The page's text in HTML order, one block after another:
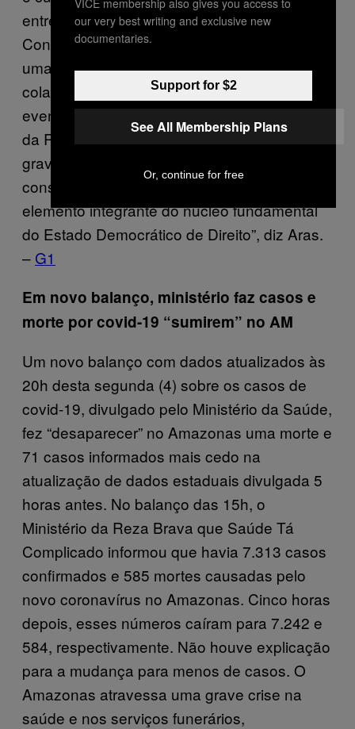
entre outros temas, o fechamento do
Congresso e do Supremo Tribunal Federal e
uma intervenção militar – além, claro, do
colapso do sistema de saúde brasileiro. “Tais
eventos, no entender deste procurador-geral
da República, são dotados de elevada
gravidade, considerada a dimensão
constitucional da liberdade de imprensa,
elemento integrante do núcleo fundamental
do Estado Democrático de Direito”, diz Aras.
– G1
Em novo balanço, ministério faz casos e
morte por covid-19 “sumirem” no AM
Um novo balanço com dados atualizados às
20h desta segunda (4) sobre os casos de
covid-19, divulgado pelo Ministério da Saúde,
fez “desaparecer” no Amazonas uma morte e
71 casos informados mais cedo na
atualização de dados estaduais divulgada 5
horas antes. No balanço das 15h, o
Ministério da Reza Brava que Saúde Tá
Complicado informou que havia 7.313 casos
confirmados e 585 mortes causadas pelo
novo coronavírus no Amazonas. Cinco horas
depois, esses números caíram para 7.242 e
584, respectivamente. Não houve explicação
para a mudança para menos de casos. O
Amazonas atravessa uma grave crise na
saúde e nos serviços funerários,
our very best writing and exclusive new
documentaries.
Support for $2
See All Membership Plans
Or, continue for free